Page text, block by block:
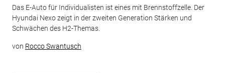
Das E-Auto für Individualisten ist eines mit Brennstoffzelle. Der
Hyundai Nexo zeigt in der zweiten Generation Stärken und
Schwächen des H2-Themas.
von Rocco Swantusch